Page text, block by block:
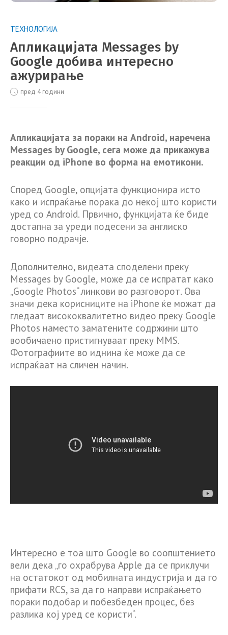
ТЕХНОЛОГИЈА
Апликацијата Messages by
Google добива интересно
ажурирање
пред 4 години
Апликацијата за пораки на Android, наречена
Messages by Google, сега може да прикажува
реакции од iPhone во форма на емотикони.
Според Google, опцијата функционира исто
како и испраќање порака до некој што користи
уред со Android. Првично, функцијата ќе биде
достапна за уреди подесени за англиско
говорно подрачје.
Дополнително, видеата споделени преку
Messages by Google, може да се испратат како
„Google Photos“ линкови во разговорот. Ова
значи дека корисниците на iPhone ќе можат да
гледаат висококвалитетно видео преку Google
Photos наместо заматените содржини што
вообичаено пристигнуваат преку MMS.
Фотографиите во иднина ќе може да се
испраќаат на сличен начин.
Интересно е тоа што Google во соопштението
вели дека „го охрабрува Apple да се приклучи
на остатокот од мобилната индустрија и да го
прифати RCS, за да го направи испраќањето
пораки подобар и побезбеден процес, без
разлика кој уред се користи“.